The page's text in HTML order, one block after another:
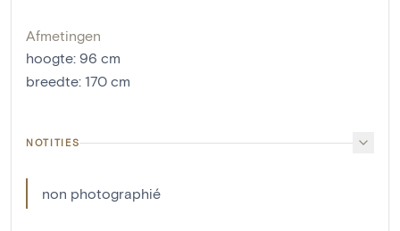
Afmetingen
hoogte: 96 cm
breedte: 170 cm
NOTITIES
non photographié